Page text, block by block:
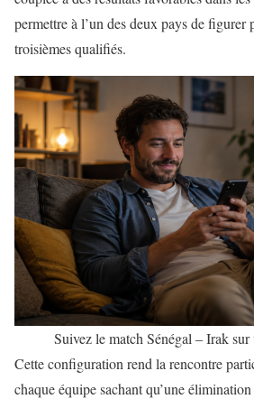
permettre à l’un des deux pays de figurer
troisièmes qualifiés.
Suivez le match Sénégal – Irak sur
Cette configuration rend la rencontre
chaque équipe sachant qu’une